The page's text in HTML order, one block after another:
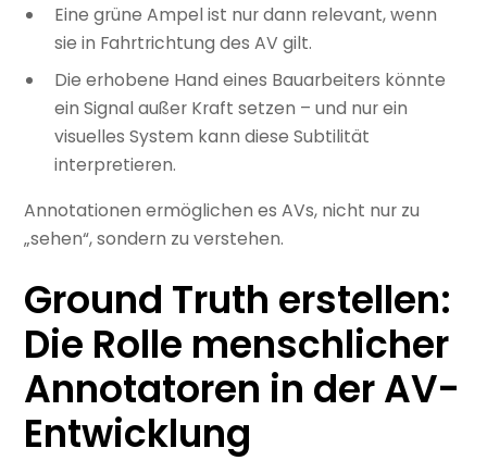
Eine grüne Ampel ist nur dann relevant, wenn
sie in Fahrtrichtung des AV gilt.
Die erhobene Hand eines Bauarbeiters könnte
ein Signal außer Kraft setzen – und nur ein
visuelles System kann diese Subtilität
interpretieren.
Annotationen ermöglichen es AVs, nicht nur zu
„sehen“, sondern zu verstehen.
Ground Truth erstellen:
Die Rolle menschlicher
Annotatoren in der AV-
Entwicklung